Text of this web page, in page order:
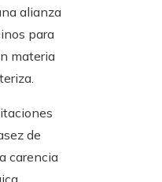
alianza
para
materia
de
carencia